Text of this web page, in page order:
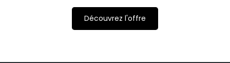
Découvrez l'offre